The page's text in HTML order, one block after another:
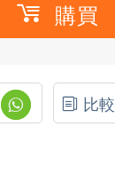
購買
比較